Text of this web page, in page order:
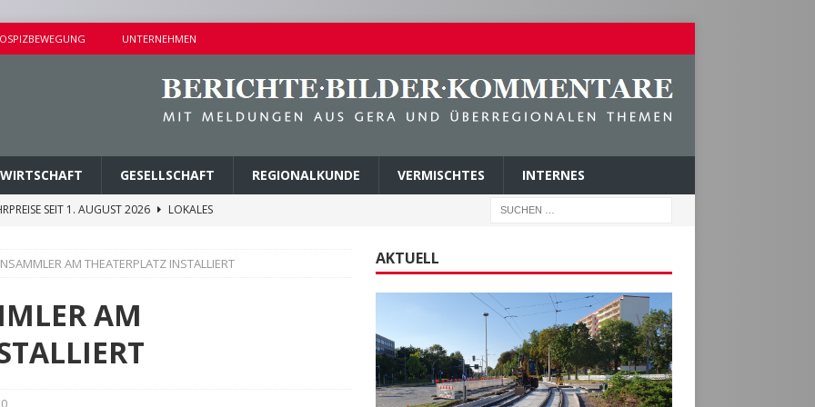
UNTERNEHMEN
WIRTSCHAFT GESELLSCHAFT REGIONALKUNDE VERMISCHTES INTERNES
SEIT 1. AUGUST 2026
LOKALES
ZUM FÖRDERPROGRAMM „NEBENAN ANGEKOMMEN“
AM THEATERPLATZ INSTALLIERT
AM
0
AKTUELL